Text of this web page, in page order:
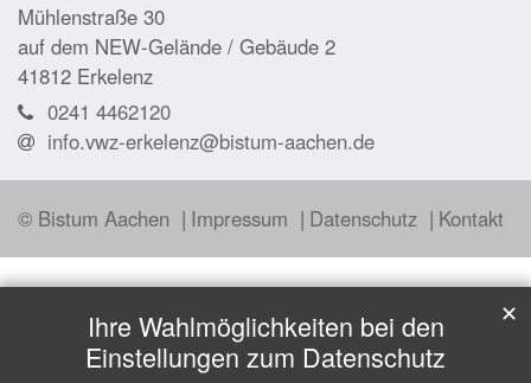
Mühlenstraße 30
auf dem NEW-Gelände / Gebäude 2
41812 Erkelenz
0241 4462120
info.vwz-erkelenz@bistum-aachen.de
© Bistum Aachen Impressum Datenschutz Kontakt
Ihre Wahlmöglichkeiten bei den
Einstellungen zum Datenschutz
✕